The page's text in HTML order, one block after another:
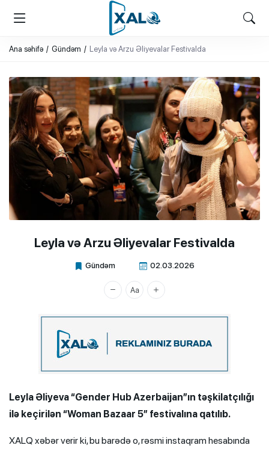
XALQ.ONLINE
ONLAYN PLATFORMA
Ana səhifə Gündəm Leyla və Arzu Əliyevalar Festivalda
Leyla və Arzu Əliyevalar Festivalda
Gündəm 02.03.2026
Xalq.Online
Leyla Əliyeva “Gender Hub Azerbaijan”ın təşkilatçılığı
ilə keçirilən “Woman Bazaar 5” festivalına qatılıb.
XALQ xəbər verir ki, bu barədə o, rəsmi instaqram hesabında